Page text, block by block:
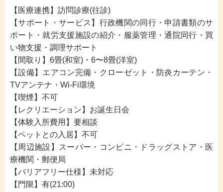
【医療連携】訪問診療(往診)
【サポート・サービス】行政機関の同行・申請書類のサ
ポート・就労支援施設の紹介・服薬管理・通院同行・買
い物支援・調理サポート
【間取り】6畳(和室)・6〜8畳(洋室)
【設備】エアコン完備・クローゼット・防炎カーテン・
TVアンテナ・Wi-Fi環境
【喫煙】不可
【レクリエーション】お誕生日会
【体験入所費用】要相談
【ペットとの入居】不可
【周辺施設】スーパー・コンビニ・ドラッグストア・医
療機関・郵便局
【バリアフリー仕様】未対応
【門限】有(21:00)